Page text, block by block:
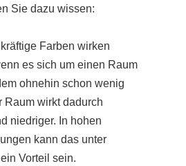
Sie dazu wissen:
Farben wirken
es sich um einen Raum
ohnehin schon wenig
Raum wirkt dadurch
niedriger. In hohen
kann das unter
Vorteil sein.